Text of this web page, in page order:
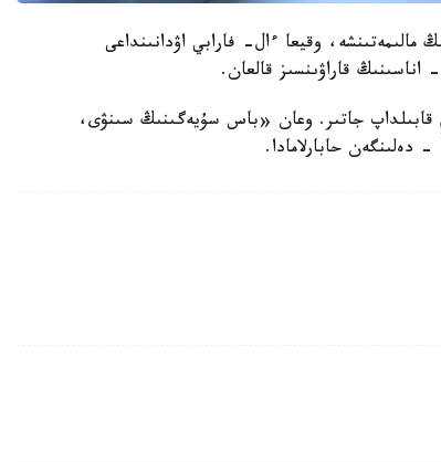
مالىمەتىنشە، وقيعا ءال- فارابي اۋدانىنداعى
اناسىنىڭ قاراۋىنسىز قالعان.
ەم قابىلداپ جاتىر. وعان «باس سۇيەگىنىڭ سىنۋى،
دەلىنگەن حابارلامادا.